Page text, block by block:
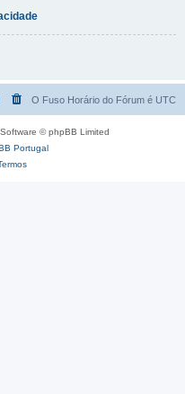
O Fuso Horário do Fórum é UTC
© phpBB Limited
Portugal